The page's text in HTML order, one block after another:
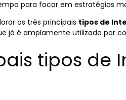
para focar em estratégias
os três principais tipos de
já é amplamente utilizada por
tipos de